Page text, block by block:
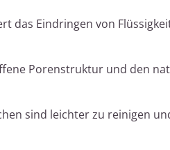
das Eindringen von
Porenstruktur und den
sind leichter zu reinigen